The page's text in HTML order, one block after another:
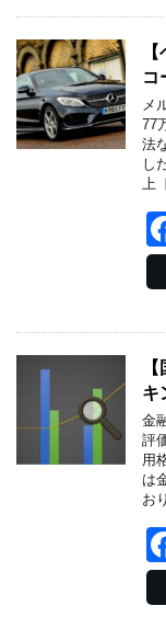
コ
メ
77
法
し
上
キ
金
評
用
は
お